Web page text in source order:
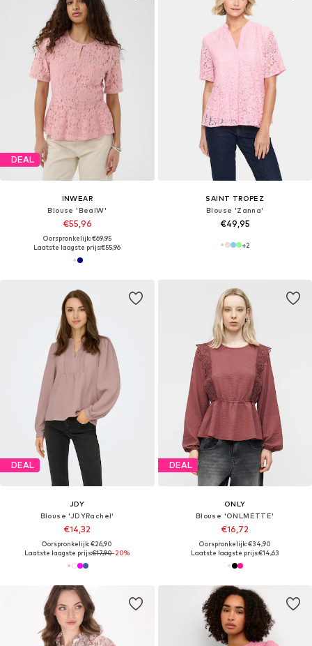
DEAL
INWEAR
Blouse 'BeaIW'
€55,96
Oorspronkelijk: €69,95
Laatste laagste prijs:€55,96
SAINT TROPEZ
Blouse 'Zanna'
€49,95
+2
DEAL
JDY
Blouse 'JDYRachel'
€14,32
Oorspronkelijk: €26,90
Laatste laagste prijs:€17,90-20%
DEAL
ONLY
Blouse 'ONLMETTE'
€16,72
Oorspronkelijk: €34,90
Laatste laagste prijs:€14,63